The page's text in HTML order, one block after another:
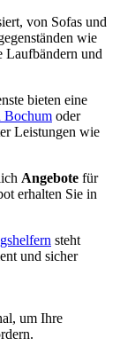
von Sofas und
wie
Laufbändern und
bieten eine
Bochum oder
Leistungen wie
Angebote für
erhalten Sie in
steht
und sicher
um Ihre